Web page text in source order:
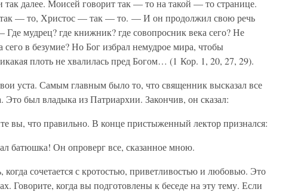
далее. Моисей говорит так — то на такой — то странице.
— то, Христос — так — то. — И он продолжил свою речь
мудрец? где книжник? где совопросник века сего? Не
сего в безумие? Но Бог избрал немудрое мира, чтобы
плоть не хвалилась пред Богом… (1 Кор. 1, 20, 27, 29).
уста. Самым главным было то, что священник высказал все
Это был владыка из Патриархии. Закончив, он сказал:
вы, что правильно. В конце пристыженный лектор признался:
батюшка! Он опроверг все, сказанное мною.
сочетается с кротостью, приветливостью и любовью. Это
Говорите, когда вы подготовлены к беседе на эту тему. Если